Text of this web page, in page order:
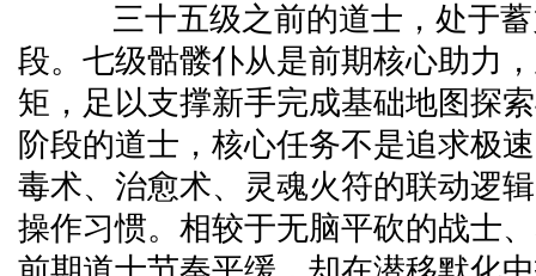
三十五级之前的道士，处于蓄
段。七级骷髅仆从是前期核心助力
矩，足以支撑新手完成基础地图探
阶段的道士，核心任务不是追求极
毒术、治愈术、灵魂火符的联动逻
操作习惯。相较于无脑平砍的战士